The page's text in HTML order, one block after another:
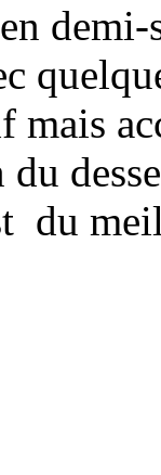
mais
du
du